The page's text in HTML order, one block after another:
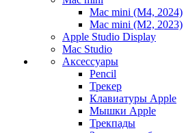
Mac mini (M4, 2024)
Mac mini (M2, 2023)
Apple Studio Display
Mac Studio
Аксессуары
Pencil
Трекер
Клавиатуры Apple
Мышки Apple
Трекпады